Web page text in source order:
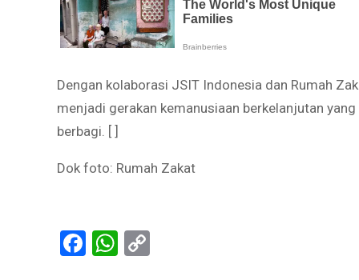
Dengan kolaborasi JSIT Indonesia dan Rumah
menjadi gerakan kemanusiaan berkelanjutan
berbagi. [ ]
Dok foto: Rumah Zakat
Facebook
WhatsApp